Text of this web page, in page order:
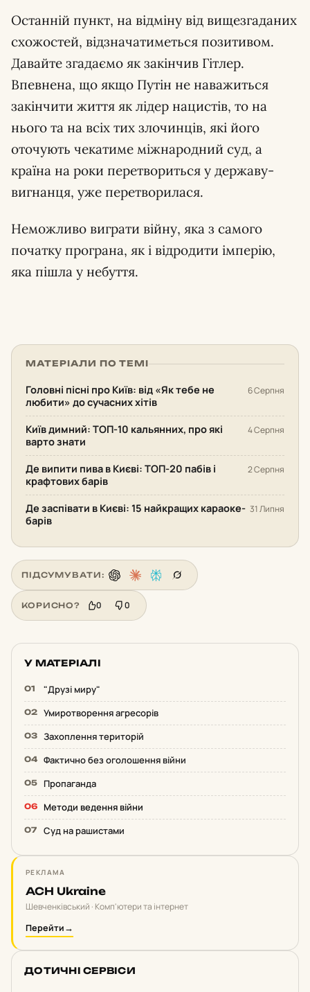
Останній пункт, на відміну від вищезгаданих
схожостей, відзначатиметься позитивом.
Давайте згадаємо як закінчив Гітлер.
Впевнена, що якщо Путін не наважиться
закінчити життя як лідер нацистів, то на
нього та на всіх тих злочинців, які його
оточують чекатиме міжнародний суд, а
країна на роки перетвориться у державу-
вигнанця, уже перетворилася.
Неможливо виграти війну, яка з самого
початку програна, як і відродити імперію,
яка пішла у небуття.
МАТЕРІАЛИ ПО ТЕМІ
Головні пісні про Київ: від «Як тебе не
любити» до сучасних хітів
6 Серпня
Київ димний: ТОП-10 кальянних, про які
варто знати
4 Серпня
Де випити пива в Києві: ТОП-20 пабів і
крафтових барів
2 Серпня
Де заспівати в Києві: 15 найкращих караоке-
барів
31 Липня
ПІДСУМУВАТИ:
КОРИСНО? 0 0
У МАТЕРІАЛІ
"Друзі миру"
Умиротворення агресорів
Захоплення територій
Фактично без оголошення війни
Пропаганда
Методи ведення війни
Суд на рашистами
РЕКЛАМА
ACH Ukraine
Шевченківський · Комп'ютери та інтернет
Перейти→
ДОТИЧНІ СЕРВІСИ